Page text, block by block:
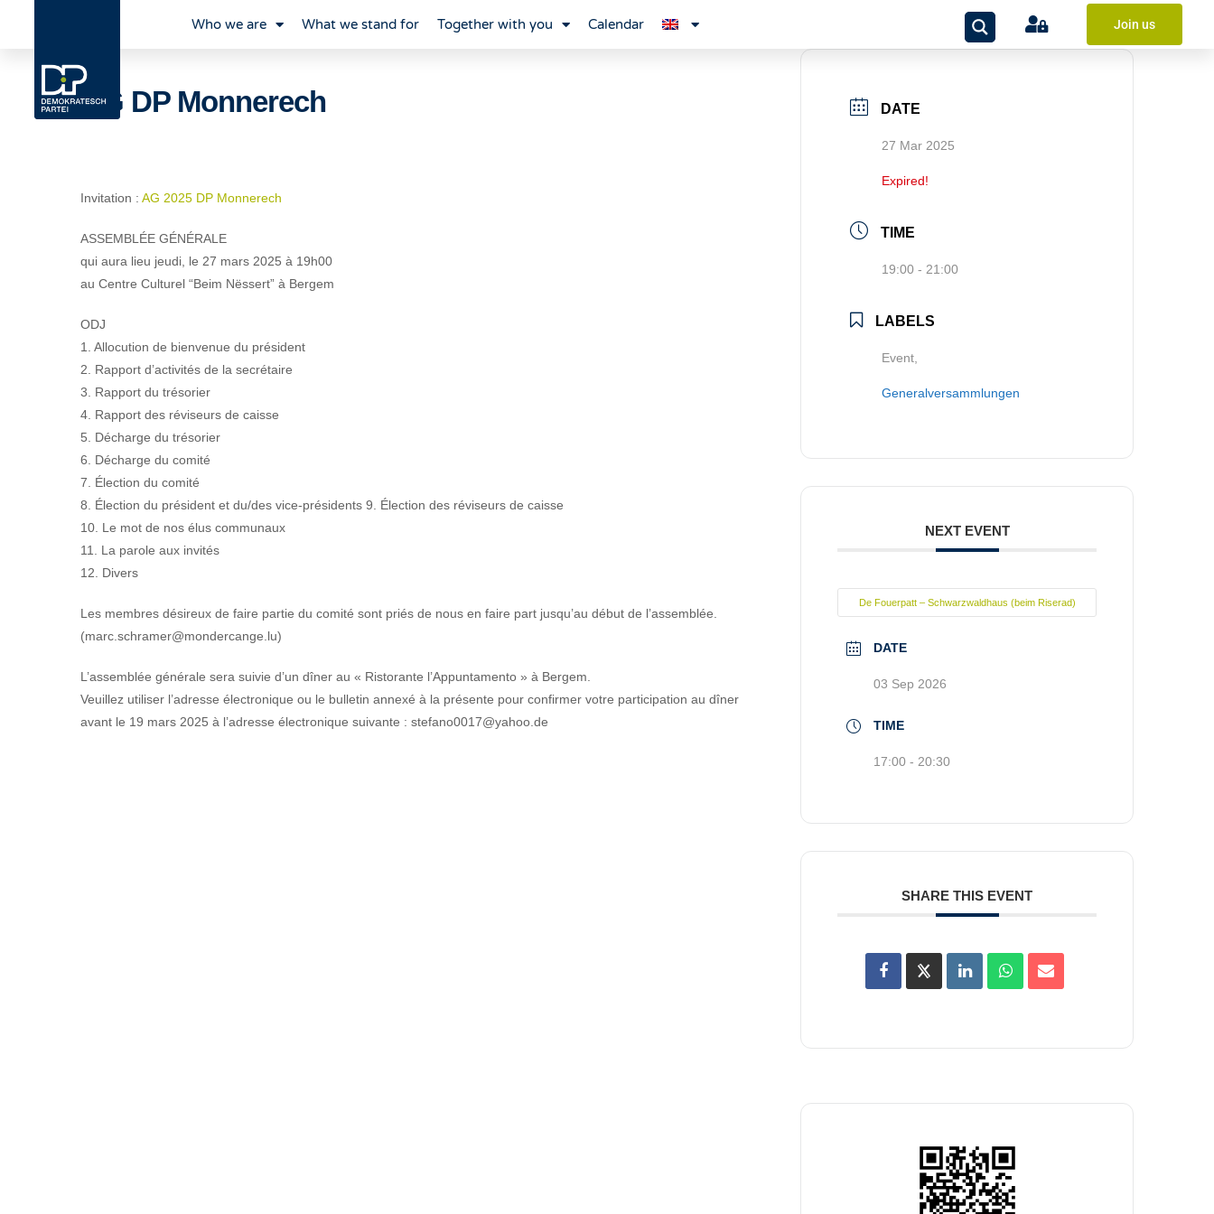
Who we are What we stand for Together with you Calendar Join us
AG DP Monnerech
Invitation : AG 2025 DP Monnerech
ASSEMBLÉE GÉNÉRALE
qui aura lieu jeudi, le 27 mars 2025 à 19h00
au Centre Culturel “Beim Nëssert” à Bergem
ODJ
1. Allocution de bienvenue du président
2. Rapport d’activités de la secrétaire
3. Rapport du trésorier
4. Rapport des réviseurs de caisse
5. Décharge du trésorier
6. Décharge du comité
7. Élection du comité
8. Élection du président et du/des vice-présidents 9. Élection des réviseurs de caisse
10. Le mot de nos élus communaux
11. La parole aux invités
12. Divers
Les membres désireux de faire partie du comité sont priés de nous en faire part jusqu’au début de l’assemblée.
(marc.schramer@mondercange.lu)
L’assemblée générale sera suivie d’un dîner au « Ristorante l’Appuntamento » à Bergem.
Veuillez utiliser l’adresse électronique ou le bulletin annexé à la présente pour confirmer votre participation au dîner
avant le 19 mars 2025 à l’adresse électronique suivante : stefano0017@yahoo.de
DATE
27 Mar 2025
Expired!
TIME
19:00 - 21:00
LABELS
Event,
Generalversammlungen
NEXT EVENT
De Fouerpatt – Schwarzwaldhaus (beim Riserad)
DATE
03 Sep 2026
TIME
17:00 - 20:30
SHARE THIS EVENT